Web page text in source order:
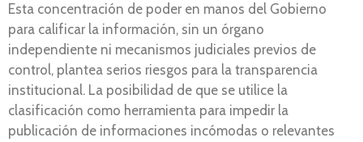
Esta concentración de poder en manos del Gobierno
para calificar la información, sin un órgano
independiente ni mecanismos judiciales previos de
control, plantea serios riesgos para la transparencia
institucional. La posibilidad de que se utilice la
clasificación como herramienta para impedir la
publicación de informaciones incómodas o relevantes